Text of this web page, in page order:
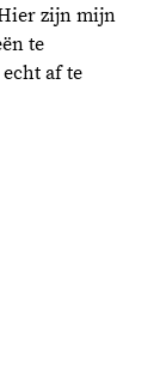
zijn mijn
te
af te